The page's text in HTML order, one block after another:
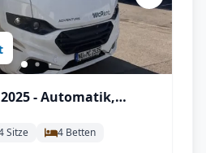
- Automatik,
uvm.
Sitze 4 Betten